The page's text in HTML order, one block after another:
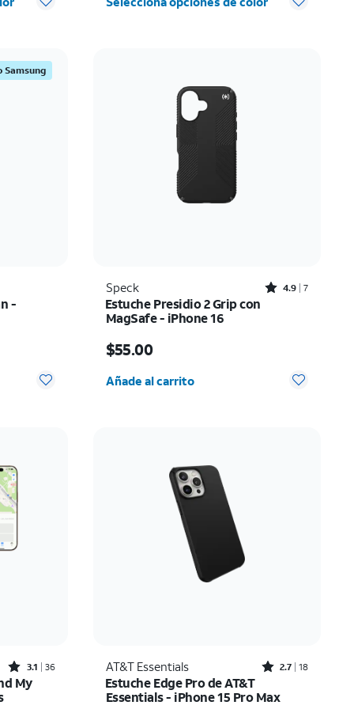
Samsung
-
Speck Rated4.9out of 5 stars with7reviews
4.9 7
Estuche Presidio 2 Grip con
MagSafe - iPhone 16
$55.00
Cantidad seleccionada: 0
Añade al carrito
Rated3.1out of 5 stars with36reviews
3.1 36
My
AT&T Essentials Rated2.7out of 5 stars with18reviews
2.7 18
Estuche Edge Pro de AT&T
Essentials - iPhone 15 Pro Max